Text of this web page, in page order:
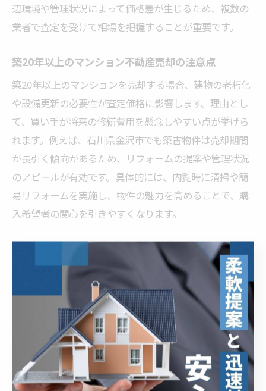
辺環境や管理状況によって価格差が生じるため、複数の
業者で査定を受けて相場を把握することが重要です。
築20年以上のマンション不動産売却の注意点
築20年以上のマンションを売却する場合、建物の老朽化
や設備更新の必要性が査定価格に影響します。理由とし
て、買い手が将来の修繕費用を懸念しやすい点が挙げら
れます。例えば、石川県金沢市でも築古物件は売却期間
が長引く傾向があるため、リフォームの提案や管理状況
のアピールが有効です。具体的には、内覧時に清掃や簡
易リフォームを実施し、物件の魅力を高めることで、購
入希望者の関心を引きやすくなります。
石川県金沢市で築浅物件が有利な理由
石川県金沢市で築浅マンションが有利な理由は、最新の
耐震基準や設備が整い、買い手からの信頼を得やすい点
にあります。理由として、新築や築浅物件は修繕リスク
が低く、長期的な資産価値の維持が期待できるためで
す。例えば、転勤や住み替え需要の高いエリアでは、築
浅物件の流通が活発で、査定価格も高めに設定されやす
い傾向があります。築浅物件の売却時は、最新設備や周